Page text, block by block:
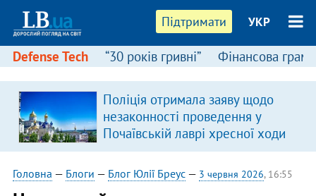
Підтримати УКР
Defense Tech “30 років гривні” Фінансова
Поліція отримала заяву щодо
незаконності проведення у
Почаївській лаврі хресної ходи
Головна — Блоги — Блог Юлії Бреус— 3 червня 2026, 16:55